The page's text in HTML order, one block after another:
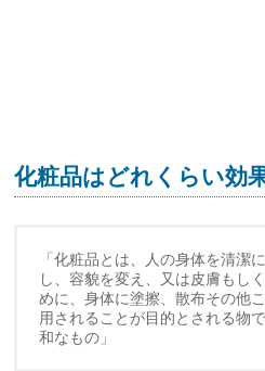
化粧品はどれくらい効
「化粧品とは、人の身体を清潔
し、容貌を変え、又は皮膚もし
めに、身体に塗擦、散布その他
用されることが目的とされる物
和なもの」